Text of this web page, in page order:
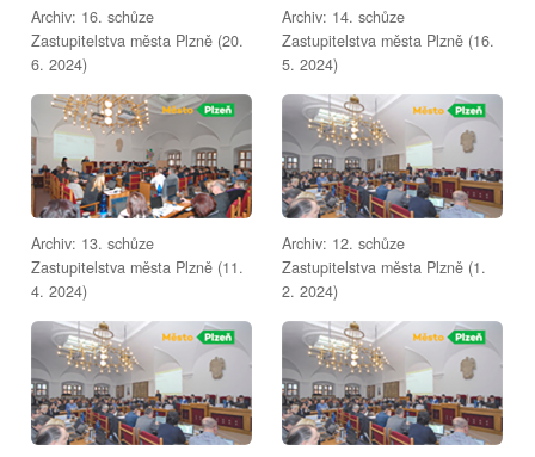
Archiv: 16. schůze
Zastupitelstva města Plzně (20.
6. 2024)
Archiv: 14. schůze
Zastupitelstva města Plzně (16.
5. 2024)
Archiv: 13. schůze
Zastupitelstva města Plzně (11.
4. 2024)
Archiv: 12. schůze
Zastupitelstva města Plzně (1.
2. 2024)